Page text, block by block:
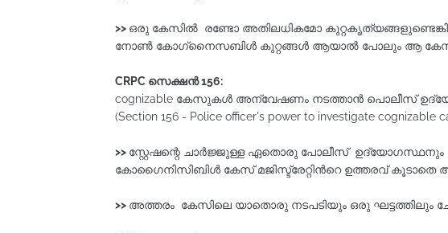
>> ഒരു കേസിൽ രണ്ടോ അതിലധികമോ
നോൺ കോഗ്‌നൈസബിൾ കുറ്റങ്ങൾ ആയാൽ പോലും ആ
CRPC സെക്ഷൻ 156:
cognizable കേസുകൾ അന്വേഷണം നടത്താൻ പൊലീസ്‌
(Section 156 - Police officer's power to investigate cognizable
>> സ്റ്റേഷന്റെ ചാര്‍ജ്ജുള്ള ഏതൊരു പോലീസ് ഉദ്യോഗസ്ഥനും
കോഗൈനിസിബിള്‍ കേസ്‌ മജിസ്ട്രേറ്റിന്‍റെ ഉത്തരവ്‌
>> അത്തരം കേസിലെ യാതൊരു നടപടിയും ഒരു ഘട്ടത്തിലും